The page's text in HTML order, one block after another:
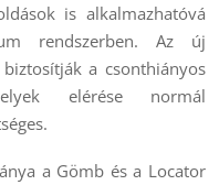
is alkalmazhatóvá
rendszerben. Az új
a csonthiányos
elérése normál
a Gömb és a Locator